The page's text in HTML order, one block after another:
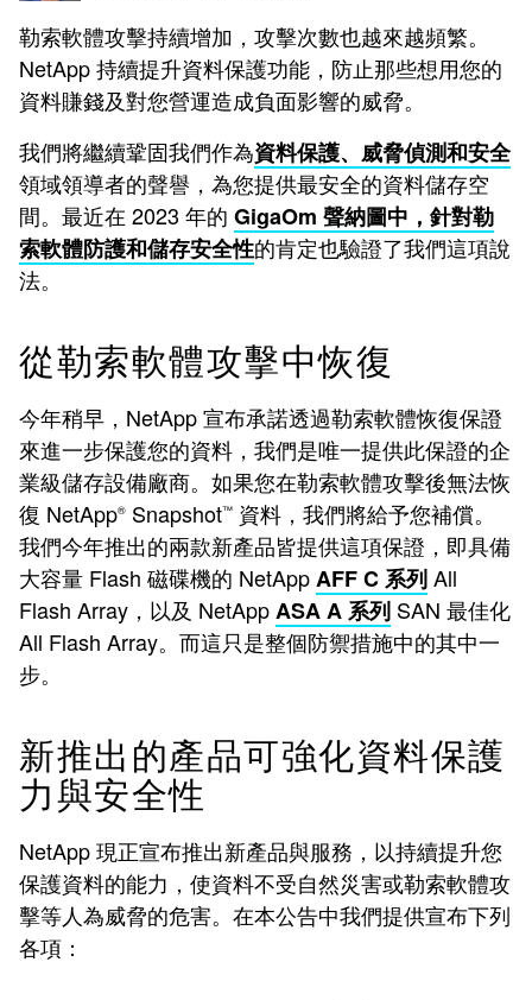
勒索軟體攻擊持續增加，攻擊次數也越來越頻繁。
NetApp 持續提升資料保護功能，防止那些想用您的
資料賺錢及對您營運造成負面影響的威脅。
我們將繼續鞏固我們作為資料保護、威脅偵測和安全
領域領導者的聲譽，為您提供最安全的資料儲存空
間。最近在 2023 年的 GigaOm 聲納圖中，針對勒
索軟體防護和儲存安全性的肯定也驗證了我們這項說
法。
從勒索軟體攻擊中恢復
今年稍早，NetApp 宣布承諾透過勒索軟體恢復保證
來進一步保護您的資料，我們是唯一提供此保證的企
業級儲存設備廠商。如果您在勒索軟體攻擊後無法恢
復 NetApp® Snapshot™ 資料，我們將給予您補償。
我們今年推出的兩款新產品皆提供這項保證，即具備
大容量 Flash 磁碟機的 NetAppAFF C 系列All
Flash Array，以及 NetAppASA A 系列 SAN 最佳化
All Flash Array。而這只是整個防禦措施中的其中一
步。
新推出的產品可強化資料保護
力與安全性
NetApp 現正宣布推出新產品與服務，以持續提升您
保護資料的能力，使資料不受自然災害或勒索軟體攻
擊等人為威脅的危害。在本公告中我們提供宣布下列
各項：